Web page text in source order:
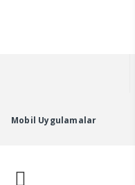
Mobil Uygulamalar